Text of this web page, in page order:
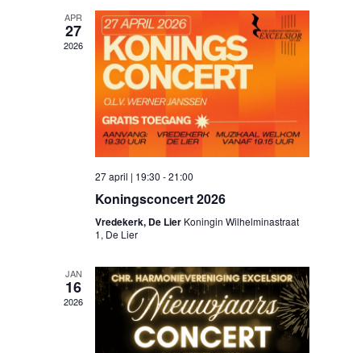
APR
27
2026
27 april | 19:30 -21:00
Koningsconcert 2026
Vredekerk, De Lier Koningin Wilhelminastraat
1, De Lier
JAN
16
2026